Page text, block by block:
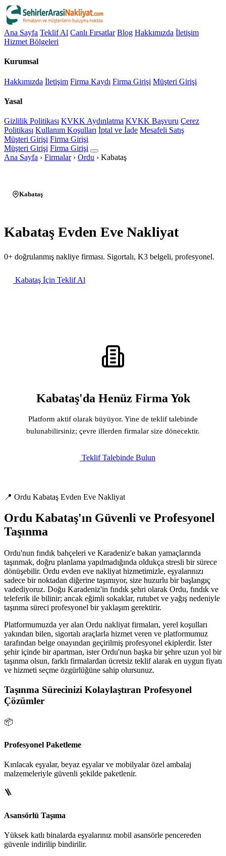
Ana Sayfa Teklif Al Canlı Fırsatlar Blog Hakkımızda İletişim
Hizmet Bölgeleri
Kurumsal
Hakkımızda İletişim Firma Kaydı Firma Girişi Müşteri Girişi
Yasal
Gizlilik Politikası KVKK Aydınlatma KVKK Başvuru Çerez
Politikası Kullanım Koşulları İptal ve İade Mesafeli Satış
Müşteri Girişi Firma Girişi
Müşteri Girişi Firma Girişi
Ana Sayfa › Firmalar › Ordu › Kabataş
Kabataş
Kabataş Evden Eve Nakliyat
0+ doğrulanmış nakliye firması. Sigortalı, K3 belgeli, profesyonel.
Kabataş İçin Teklif Al
Kabataş'da Henüz Firma Yok
Platform aktif olarak büyüyor. Yine de teklif talebinde
bulunabilirsiniz; çevre illerden firmalar size dönecektir.
Teklif Talebinde Bulun
📍 Ordu Kabataş Evden Eve Nakliyat
Ordu Kabataş'ın Güvenli ve Profesyonel
Taşınma
Ordu'nun fındık bahçeleri ve Karadeniz'e bakan yamaçlarında
taşınmak, doğru planlama yapılmadığında oldukça stresli bir sürece
dönüşebilir. Ordu evden eve nakliyat hizmetimizle, eşyalarınızı
sadece bir noktadan diğerine taşımıyor, size huzurlu bir başlangıç
vadediyoruz. Doğu Karadeniz'in fındık şehri olarak Ordu, fındık ve
teleferik ile bilinir; ancak eğimli sokaklar, rutubet ve yağış nedeniyle
taşınma süreci profesyonel bir yaklaşım gerektirir.
Platformumuzda yer alan Ordu nakliyat firmaları, yerel koşulları
yakından bilen, sigortalı araçlarla hizmet veren ve platformumuz
tarafından belge onayından geçirilmiş profesyonel ekiplerdir. İster
şehir içinde bir apartman, ister Ordu'nun başka bir şehre uzun yol bir
taşınma olsun, farklı firmalardan ücretsiz teklif alarak en uygun fiyatı
ve hizmeti seçme özgürlüğüne sahip olursunuz.
Taşınma Sürecinizi Kolaylaştıran Profesyonel
Çözümler
📦
Profesyonel Paketleme
Kırılacak eşyalar, beyaz eşyalar ve mobilyalar özel ambalaj
malzemeleriyle güvenli şekilde paketlenir.
🪜
Asansörlü Taşıma
Yüksek katlı binalarda eşyalarınız mobil asansörle pencereden
güvenle indirilip bindirilir.